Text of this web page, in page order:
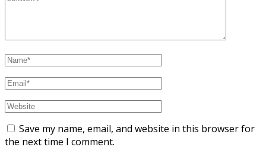
Save my name, email, and website in this browser for
the next time I comment.